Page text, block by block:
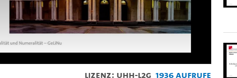
Lizenz: UHH-L2G 1936 Aufrufe